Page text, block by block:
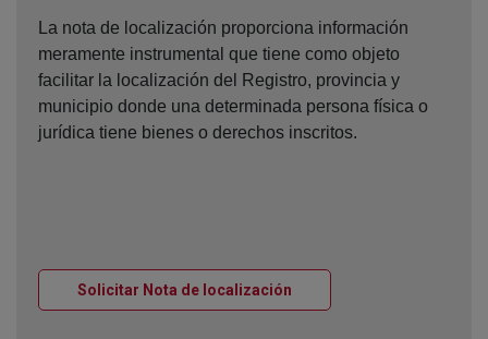
La nota de localización proporciona información
meramente instrumental que tiene como objeto
facilitar la localización del Registro, provincia y
municipio donde una determinada persona física o
jurídica tiene bienes o derechos inscritos.
Solicitar Nota de localización